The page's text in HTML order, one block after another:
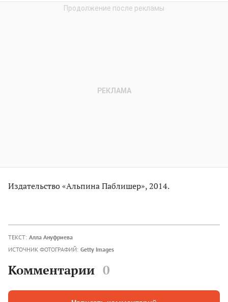
Издательство «Альпина Паблишер», 2014.
ТЕКСТ: Алла Ануфриева
ИСТОЧНИК ФОТОГРАФИЙ: Getty Images
Комментарии 0